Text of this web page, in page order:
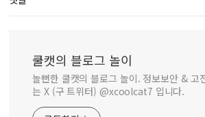
쿨캣의 블로그 놀이
놀뻔한 쿨캣의 블로그 놀이. 정보보안 &
는 X (구 트위터) @xcoolcat7 입니다.